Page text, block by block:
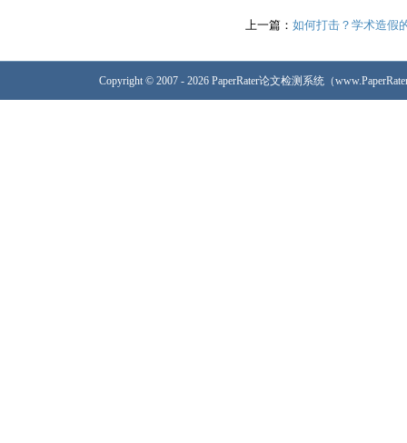
上一篇： 如何打击？学术造假
Copyright © 2007 - 2026 PaperRater论文检测系统（